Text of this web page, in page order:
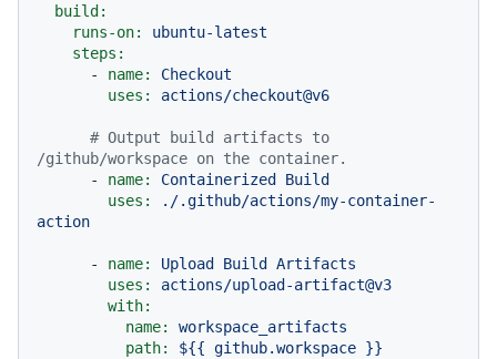
build:
runs-on:
ubuntu-latest
steps:
-
name:
Checkout
uses:
actions/checkout@v6
# Output build artifacts to
/github/workspace on the container.
-
name: Containerized
Build
uses:
./.github/actions/my-container-
action
- name: Upload Build
Artifacts
uses:
actions/upload-artifact@v3
with:
name:
workspace_artifacts
path:
${{ github.workspace }}